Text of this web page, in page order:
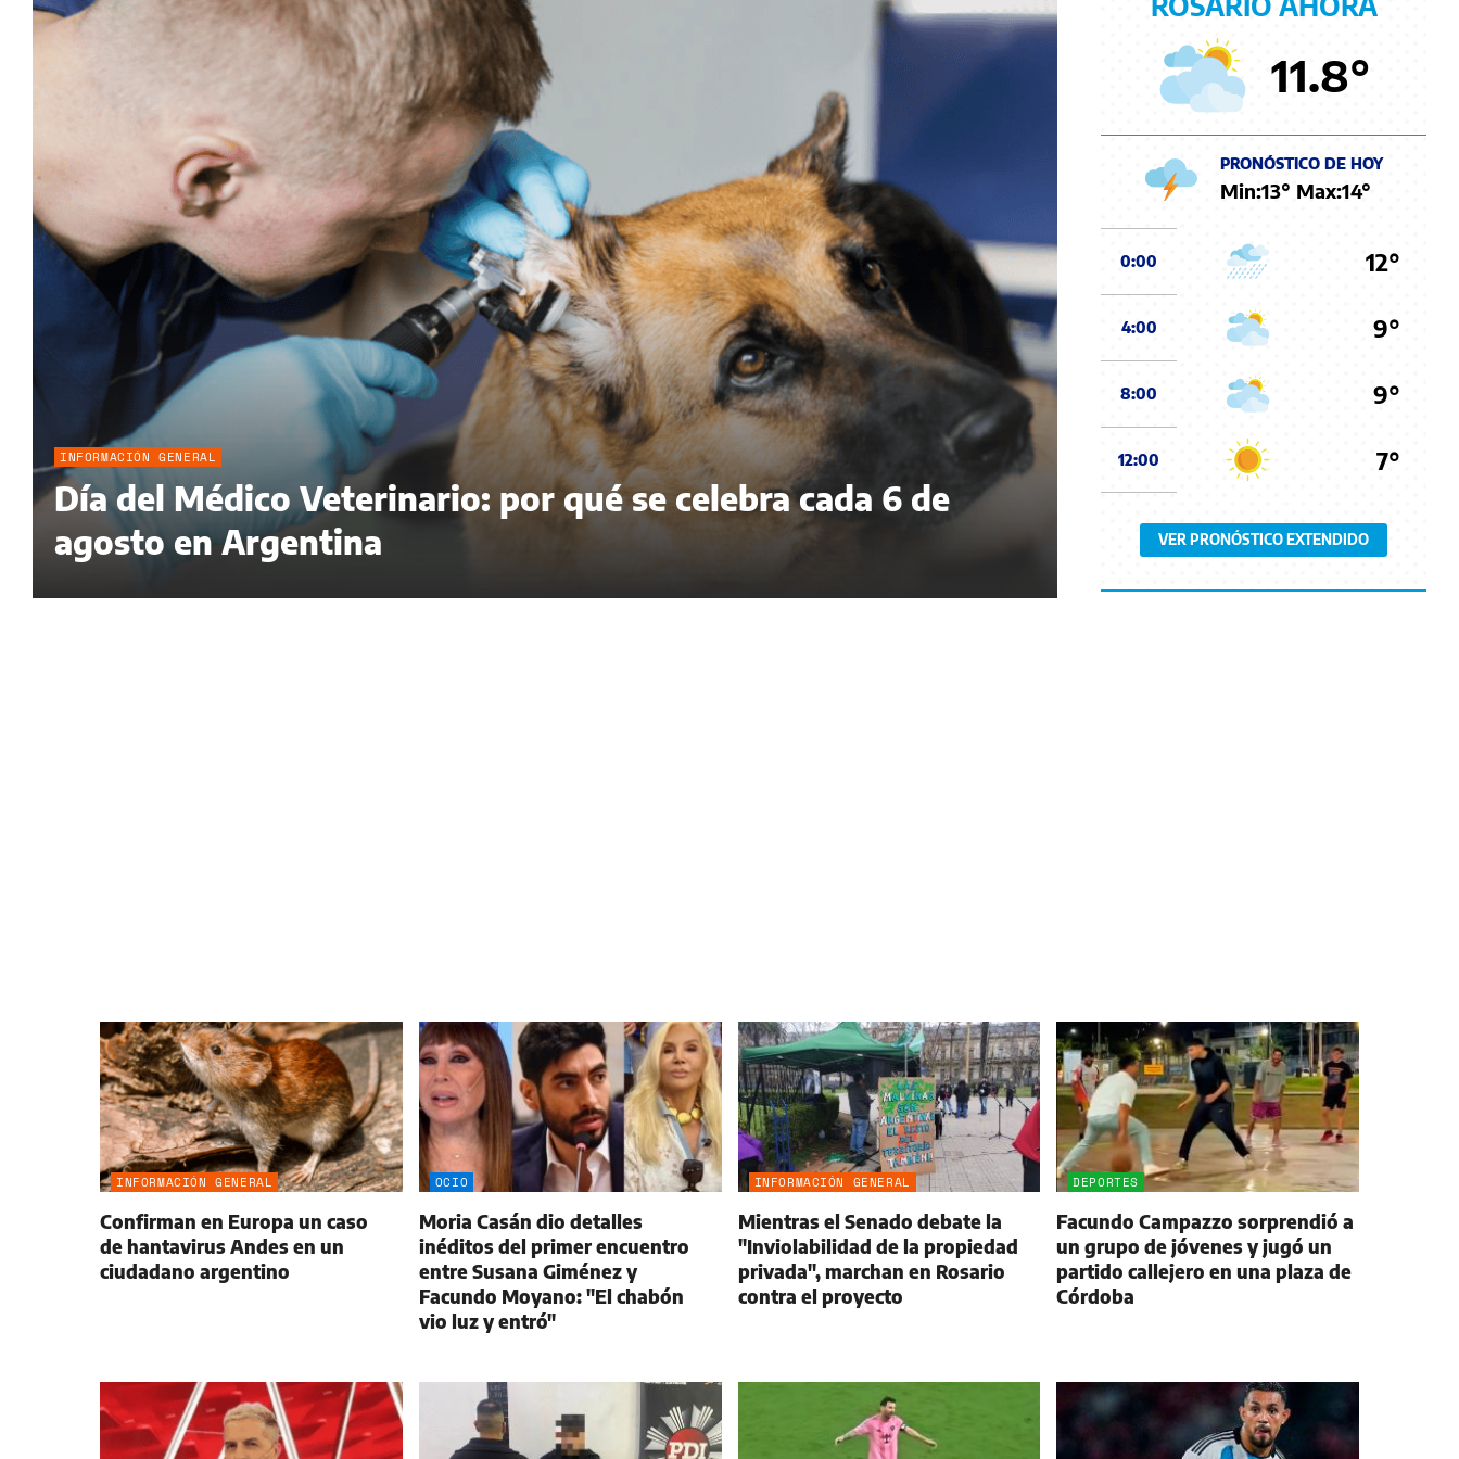
INFORMACIÓN GENERAL
Día del Médico Veterinario: por qué se celebra cada 6 de
agosto en Argentina
11.8°
PRONÓSTICO DE HOY
Min:13° Max:14°
0:00 12°
4:00 9°
8:00 9°
12:00 7°
VER PRONÓSTICO EXTENDIDO
INFORMACIÓN GENERAL
Confirman en Europa un caso
de hantavirus Andes en un
ciudadano argentino
OCIO
Moria Casán dio detalles
inéditos del primer encuentro
entre Susana Giménez y
Facundo Moyano: "El chabón
vio luz y entró"
INFORMACIÓN GENERAL
Mientras el Senado debate la
"Inviolabilidad de la propiedad
privada", marchan en Rosario
contra el proyecto
DEPORTES
Facundo Campazzo sorprendió a
un grupo de jóvenes y jugó un
partido callejero en una plaza de
Córdoba